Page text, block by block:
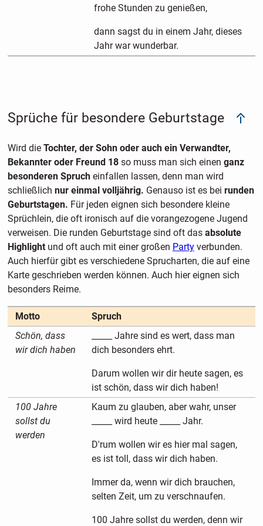
frohe Stunden zu genießen,
dann sagst du in einem Jahr, dieses
Jahr war wunderbar.
Sprüche für besondere Geburtstage
Wird die Tochter, der Sohn oder auch ein Verwandter,
Bekannter oder Freund 18so muss man sich einen ganz
besonderen Sprucheinfallen lassen, denn man wird
schließlich nur einmal volljährig. Genauso ist es bei runden
Geburtstagen. Für jeden eignen sich besondere kleine
Sprüchlein, die oft ironisch auf die vorangezogene Jugend
verweisen. Die runden Geburtstage sind oft dasabsolute
Highlight und oft auch mit einer großen Partyverbunden.
Auch hierfür gibt es verschiedene Sprucharten, die auf eine
Karte geschrieben werden können. Auch hier eignen sich
besonders Reime.
Motto
Spruch
Schön, dass
wir dich haben
_____ Jahre sind es wert, dass man
dich besonders ehrt.
Darum wollen wir dir heute sagen, es
ist schön, dass wir dich haben!
100 Jahre
sollst du
werden
Kaum zu glauben, aber wahr, unser
_____ wird heute _____ Jahr.
D'rum wollen wir es hier mal sagen,
es ist toll, dass wir dich haben.
Immer da, wenn wir dich brauchen,
selten Zeit, um zu verschnaufen.
100 Jahre sollst du werden, denn wir